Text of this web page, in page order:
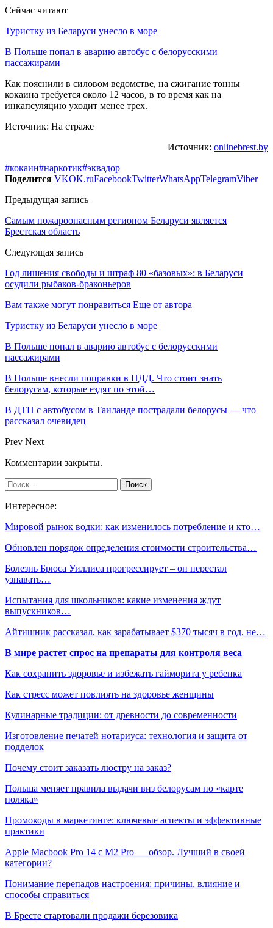
Сейчас читают
Туристку из Беларуси унесло в море
В Польше попал в аварию автобус с белорусскими
пассажирами
Как пояснили в силовом ведомстве, на сжигание тонны
кокаина требуется около 12 часов, в то время как на
инкапсуляцию уходит менее трех.
Источник: На страже
Источник: onlinebrest.by
#кокаин#наркотик#эквадор
Поделится VKOK.ruFacebookTwitterWhatsAppTelegramViber
Предыдущая запись
Самым пожароопасным регионом Беларуси является
Брестская область
Следующая запись
Год лишения свободы и штраф 80 «базовых»: в Беларуси
осудили рыбаков-браконьеров
Вам также могут понравиться Еще от автора
Туристку из Беларуси унесло в море
В Польше попал в аварию автобус с белорусскими
пассажирами
В Польше внесли поправки в ПДД. Что стоит знать
белорусам, которые ездят по этой…
В ДТП с автобусом в Таиланде пострадали белорусы — что
рассказал очевидец
Prev Next
Комментарии закрыты.
Интересное:
Мировой рынок водки: как изменилось потребление и кто…
Обновлен порядок определения стоимости строительства…
Болезнь Брюса Уиллиса прогрессирует – он перестал
узнавать…
Испытания для школьников: какие изменения ждут
выпускников…
Айтишник рассказал, как зарабатывает $370 тысяч в год, не…
В мире растет спрос на препараты для контроля веса
Как сохранить здоровье и избежать гайморита у ребенка
Как стресс может повлиять на здоровье женщины
Кулинарные традиции: от древности до современности
Изготовление печатей нотариуса: технология и защита от
подделок
Почему стоит заказать люстру на заказ?
Польша меняет правила выдачи виз белорусам по «карте
поляка»
Промокоды в маркетинге: ключевые аспекты и эффективные
практики
Apple Macbook Pro 14 с M2 Pro — обзор. Лучший в своей
категории?
Понимание перепадов настроения: причины, влияние и
способы справиться
В Бресте стартовали продажи березовика